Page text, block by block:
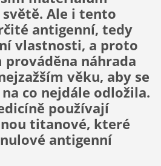
Ale i tento
antigenní, tedy
vlastnosti, a proto
náhrada
věku, aby se
co nejdále odložila.
používají
titanové, které
antigenní